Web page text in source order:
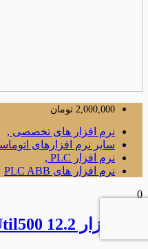
2,000,000 تومان
نرم افزار های تخصصی ,
سایر نرم افزارهای
نرم افزار PLC ,
نرم افزار های PLC ABB
0
نرم افزار RTUtil500 12.2